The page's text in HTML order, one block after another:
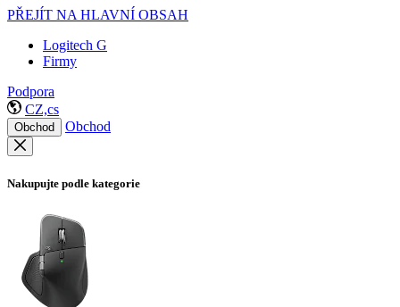
PŘEJÍT NA HLAVNÍ OBSAH
Logitech G
Firmy
Podpora
CZ,cs
Obchod Obchod
Nakupujte podle kategorie